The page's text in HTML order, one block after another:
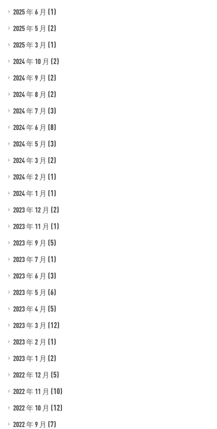
2025 年 6 月 (1)
2025 年 5 月 (2)
2025 年 3 月 (1)
2024 年 10 月 (2)
2024 年 9 月 (2)
2024 年 8 月 (2)
2024 年 7 月 (3)
2024 年 6 月 (8)
2024 年 5 月 (3)
2024 年 3 月 (2)
2024 年 2 月 (1)
2024 年 1 月 (1)
2023 年 12 月 (2)
2023 年 11 月 (1)
2023 年 9 月 (5)
2023 年 7 月 (1)
2023 年 6 月 (3)
2023 年 5 月 (6)
2023 年 4 月 (5)
2023 年 3 月 (12)
2023 年 2 月 (1)
2023 年 1 月 (2)
2022 年 12 月 (5)
2022 年 11 月 (10)
2022 年 10 月 (12)
2022 年 9 月 (7)